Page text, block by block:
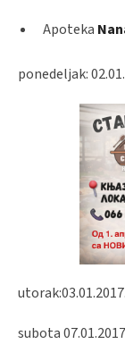
Apoteka
ponedeljak:
subota